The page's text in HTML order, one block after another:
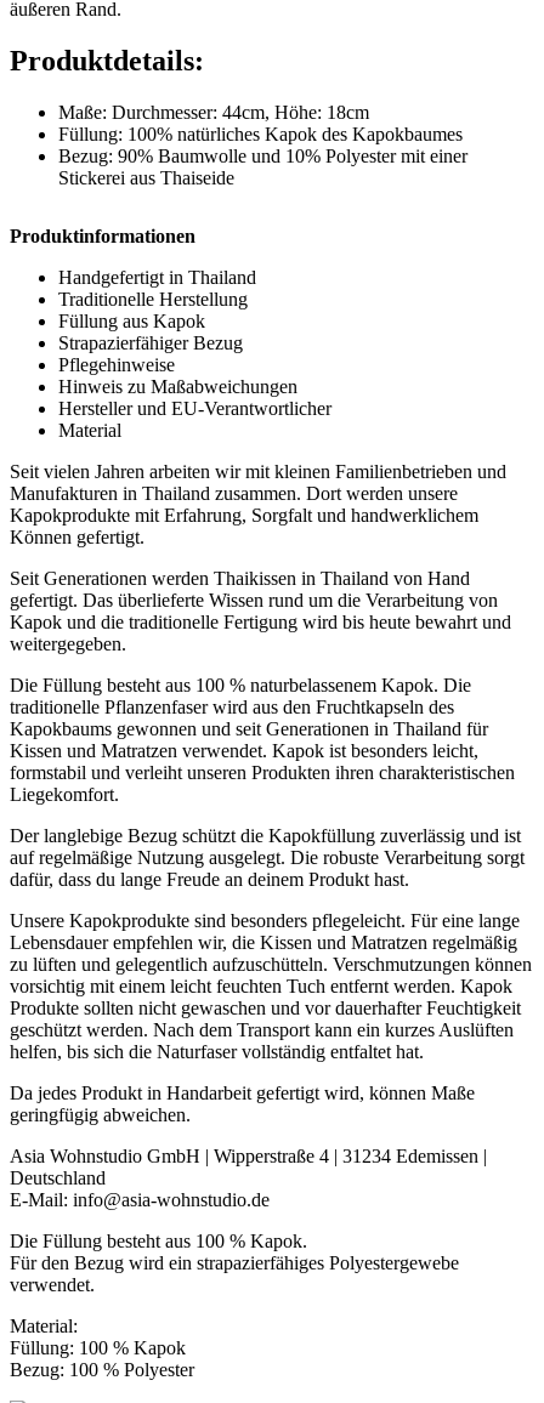
äußeren Rand.
Produktdetails:
Maße: Durchmesser: 44cm, Höhe: 18cm
Füllung: 100% natürliches Kapok des Kapokbaumes
Bezug: 90% Baumwolle und 10% Polyester mit einer
Stickerei aus Thaiseide
Produktinformationen
Handgefertigt in Thailand
Traditionelle Herstellung
Füllung aus Kapok
Strapazierfähiger Bezug
Pflegehinweise
Hinweis zu Maßabweichungen
Hersteller und EU-Verantwortlicher
Material
Seit vielen Jahren arbeiten wir mit kleinen Familienbetrieben und
Manufakturen in Thailand zusammen. Dort werden unsere
Kapokprodukte mit Erfahrung, Sorgfalt und handwerklichem
Können gefertigt.
Seit Generationen werden Thaikissen in Thailand von Hand
gefertigt. Das überlieferte Wissen rund um die Verarbeitung von
Kapok und die traditionelle Fertigung wird bis heute bewahrt und
weitergegeben.
Die Füllung besteht aus 100 % naturbelassenem Kapok. Die
traditionelle Pflanzenfaser wird aus den Fruchtkapseln des
Kapokbaums gewonnen und seit Generationen in Thailand für
Kissen und Matratzen verwendet. Kapok ist besonders leicht,
formstabil und verleiht unseren Produkten ihren charakteristischen
Liegekomfort.
Der langlebige Bezug schützt die Kapokfüllung zuverlässig und ist
auf regelmäßige Nutzung ausgelegt. Die robuste Verarbeitung sorgt
dafür, dass du lange Freude an deinem Produkt hast.
Unsere Kapokprodukte sind besonders pflegeleicht. Für eine lange
Lebensdauer empfehlen wir, die Kissen und Matratzen regelmäßig
zu lüften und gelegentlich aufzuschütteln. Verschmutzungen können
vorsichtig mit einem leicht feuchten Tuch entfernt werden. Kapok
Produkte sollten nicht gewaschen und vor dauerhafter Feuchtigkeit
geschützt werden. Nach dem Transport kann ein kurzes Auslüften
helfen, bis sich die Naturfaser vollständig entfaltet hat.
Da jedes Produkt in Handarbeit gefertigt wird, können Maße
geringfügig abweichen.
Asia Wohnstudio GmbH | Wipperstraße 4 | 31234 Edemissen |
Deutschland
E-Mail: info@asia-wohnstudio.de
Die Füllung besteht aus 100 % Kapok.
Für den Bezug wird ein strapazierfähiges Polyestergewebe
verwendet.
Material:
Füllung: 100 % Kapok
Bezug: 100 % Polyester